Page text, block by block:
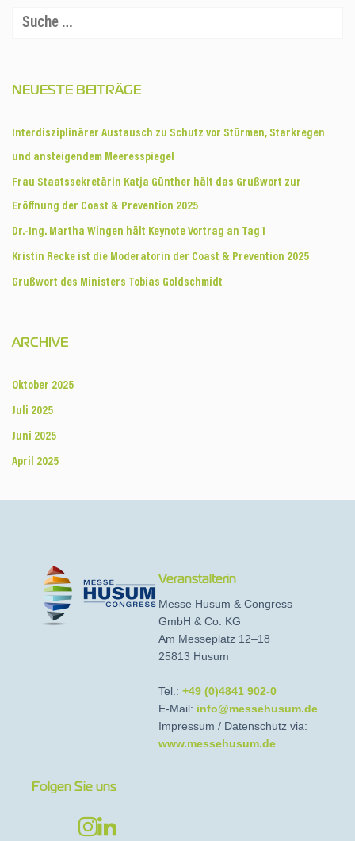
NEUESTE BEITRÄGE
Interdisziplinärer Austausch zu Schutz vor Stürmen, Starkregen
und ansteigendem Meeresspiegel
Frau Staatssekretärin Katja Günther hält das Grußwort zur
Eröffnung der Coast & Prevention 2025
Dr.-Ing. Martha Wingen hält Keynote Vortrag an Tag 1
Kristin Recke ist die Moderatorin der Coast & Prevention 2025
Grußwort des Ministers Tobias Goldschmidt
ARCHIVE
Oktober 2025
Juli 2025
Juni 2025
April 2025
Veranstalterin
Messe Husum & Congress
GmbH & Co. KG
Am Messeplatz 12–18
25813 Husum
Tel.: +49 (0)4841 902-0
E-Mail: info@messehusum.de
Impressum / Datenschutz via:
www.messehusum.de
Folgen Sie uns